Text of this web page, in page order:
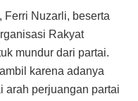
Ferri Nuzarli, beserta
Rakyat
mundur dari partai.
karena adanya
arah perjuangan partai